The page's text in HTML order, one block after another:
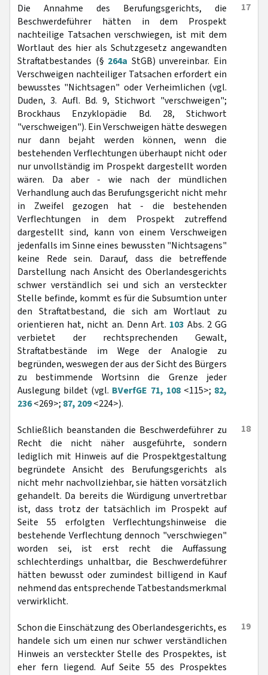
17
Die Annahme des Berufungsgerichts, die
Beschwerdeführer hätten in dem Prospekt
nachteilige Tatsachen verschwiegen, ist mit dem
Wortlaut des hier als Schutzgesetz angewandten
Straftatbestandes (§ 264a StGB) unvereinbar. Ein
Verschweigen nachteiliger Tatsachen erfordert ein
bewusstes "Nichtsagen" oder Verheimlichen (vgl.
Duden, 3. Aufl. Bd. 9, Stichwort "verschweigen";
Brockhaus Enzyklopädie Bd. 28, Stichwort
"verschweigen"). Ein Verschweigen hätte deswegen
nur dann bejaht werden können, wenn die
bestehenden Verflechtungen überhaupt nicht oder
nur unvollständig im Prospekt dargestellt worden
wären. Da aber - wie nach der mündlichen
Verhandlung auch das Berufungsgericht nicht mehr
in Zweifel gezogen hat - die bestehenden
Verflechtungen in dem Prospekt zutreffend
dargestellt sind, kann von einem Verschweigen
jedenfalls im Sinne eines bewussten "Nichtsagens"
keine Rede sein. Darauf, dass die betreffende
Darstellung nach Ansicht des Oberlandesgerichts
schwer verständlich sei und sich an versteckter
Stelle befinde, kommt es für die Subsumtion unter
den Straftatbestand, die sich am Wortlaut zu
orientieren hat, nicht an. Denn Art. 103 Abs. 2 GG
verbietet der rechtsprechenden Gewalt,
Straftatbestände im Wege der Analogie zu
begründen, weswegen der aus der Sicht des Bürgers
zu bestimmende Wortsinn die Grenze jeder
Auslegung bildet (vgl. BVerfGE 71, 108<115>; 82,
236<269>; 87, 209<224>).
18
Schließlich beanstanden die Beschwerdeführer zu
Recht die nicht näher ausgeführte, sondern
lediglich mit Hinweis auf die Prospektgestaltung
begründete Ansicht des Berufungsgerichts als
nicht mehr nachvollziehbar, sie hätten vorsätzlich
gehandelt. Da bereits die Würdigung unvertretbar
ist, dass trotz der tatsächlich im Prospekt auf
Seite 55 erfolgten Verflechtungshinweise die
bestehende Verflechtung dennoch "verschwiegen"
worden sei, ist erst recht die Auffassung
schlechterdings unhaltbar, die Beschwerdeführer
hätten bewusst oder zumindest billigend in Kauf
nehmend das entsprechende Tatbestandsmerkmal
verwirklicht.
19
Schon die Einschätzung des Oberlandesgerichts, es
handele sich um einen nur schwer verständlichen
Hinweis an versteckter Stelle des Prospektes, ist
eher fern liegend. Auf Seite 55 des Prospektes